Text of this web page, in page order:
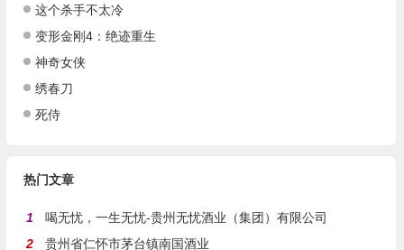
这个杀手不太冷
变形金刚4：绝迹重生
神奇女侠
绣春刀
死侍
热门文章
1
喝无忧，一生无忧-贵州无忧酒业（集团）有限公司
2
贵州省仁怀市茅台镇南国酒业